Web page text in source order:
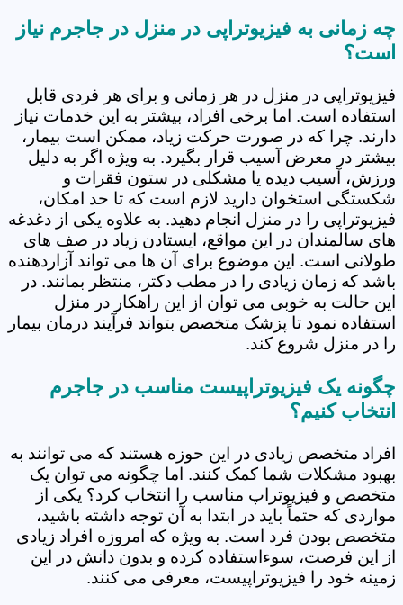
چه زمانی به فیزیوتراپی در منزل در جاجرم نیاز
است؟
فیزیوتراپی در منزل در هر زمانی و برای هر فردی قابل
استفاده است. اما برخی افراد، بیشتر به این خدمات نیاز
دارند. چرا که در صورت حرکت زیاد، ممکن است بیمار،
بیشتر در معرض آسیب قرار بگیرد. به ویژه اگر به دلیل
ورزش، آسیب دیده یا مشکلی در ستون فقرات و
شکستگی استخوان دارید لازم است که تا حد امکان،
فیزیوتراپی را در منزل انجام دهید. به علاوه یکی از دغدغه
های سالمندان در این مواقع، ایستادن زیاد در صف های
طولانی است. این موضوع برای آن ها می تواند آزاردهنده
باشد که زمان زیادی را در مطب دکتر، منتظر بمانند. در
این حالت به خوبی می توان از این راهکار در منزل
استفاده نمود تا پزشک متخصص بتواند فرآیند درمان بیمار
را در منزل شروع کند.
چگونه یک فیزیوتراپیست مناسب در جاجرم
انتخاب کنیم؟
افراد متخصص زیادی در این حوزه هستند که می توانند به
بهبود مشکلات شما کمک کنند. اما چگونه می توان یک
متخصص و فیزیوتراپ مناسب را انتخاب کرد؟ یکی از
مواردی که حتماً باید در ابتدا به آن توجه داشته باشید،
متخصص بودن فرد است. به ویژه که امروزه افراد زیادی
از این فرصت، سوءاستفاده کرده و بدون دانش در این
زمینه خود را فیزیوتراپیست، معرفی می کنند.